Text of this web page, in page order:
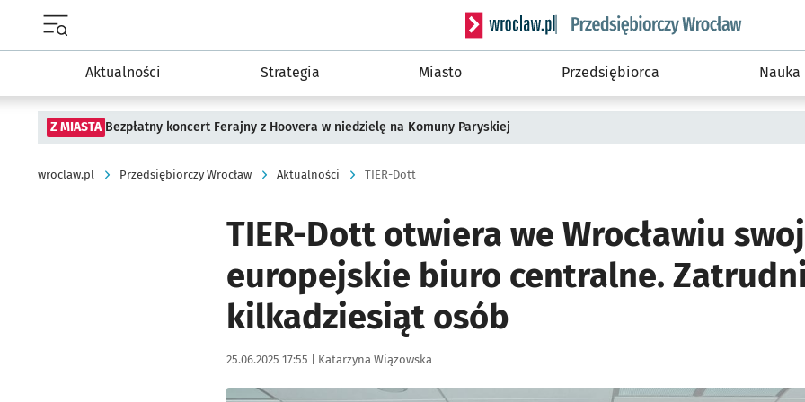
Serwis informacyjny wroclaw.pl podserwis:
Aktualności Strategia Miasto Przedsiębiorca Nauka
Z MIASTA Bezpłatny koncert Ferajny z Hoovera w niedzielę na Komuny Paryskiej
wroclaw.pl Przedsiębiorczy Wrocław Aktualności TIER-Dott
TIER-Dott otwiera we Wrocławiu
europejskie biuro centralne. Zatrudni
kilkadziesiąt osób
Data publikacji:
25.06.2025 17:55 | Autor:
Katarzyna Wiązowska
Kliknij, aby zobaczyć galerię